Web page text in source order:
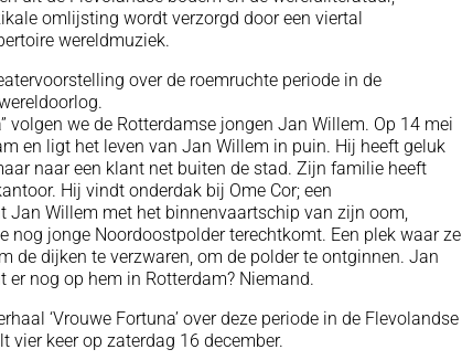
omlijsting wordt verzorgd door een viertal
wereldmuziek.
over de roemruchte periode in de
volgen we de Rotterdamse jongen Jan Willem. Op 14 mei
en ligt het leven van Jan Willem in puin. Hij heeft geluk
naar een klant net buiten de stad. Zijn familie heeft
Hij vindt onderdak bij Ome Cor; een
Jan Willem met het binnenvaartschip van zijn oom,
nog jonge Noordoostpolder terechtkomt. Een plek waar ze
de dijken te verzwaren, om de polder te ontginnen. Jan
nog op hem in Rotterdam? Niemand.
‘Vrouwe Fortuna’ over deze periode in de Flevolandse
vier keer op zaterdag 16 december.